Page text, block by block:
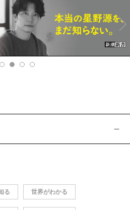
Ne
xt
る 世界がわかる